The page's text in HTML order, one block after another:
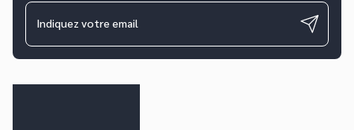
Indiquez votre email